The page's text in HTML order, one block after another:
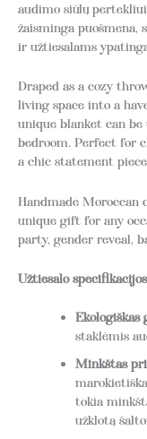
audimo siūlų
žaisminga puošmena,
ir užtiesalams
Draped as a cozy
living space into a
unique blanket can be
bedroom. Perfect for
a chic statement
Handmade Moroccan
unique gift for any
party, gender reveal,
Užtiesalo
Ekologiškas
staklėmis
Minkštas
tokia
užklotą